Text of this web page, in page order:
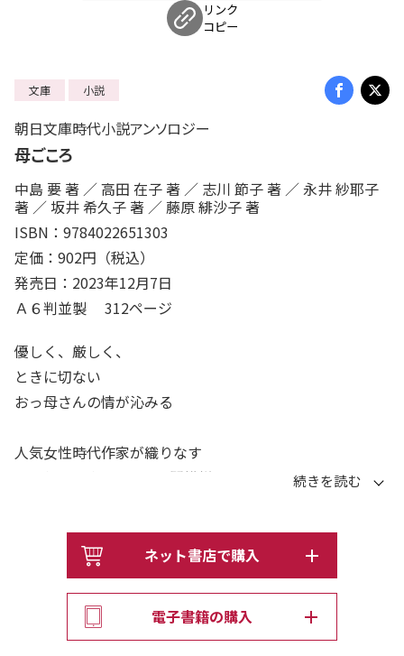
リンク
コピー
文庫 小説
朝日文庫時代小説アンソロジー
母ごころ
中島 要 著 ／ 高田 在子 著 ／ 志川 節子 著 ／ 永井 紗耶子
著 ／ 坂井 希久子 著 ／ 藤原 緋沙子 著
ISBN：9784022651303
定価：902円（税込）
発売日：2023年12月7日
Ａ６判並製 312ページ
優しく、厳しく、
ときに切ない
おっ母さんの情が沁みる
人気女性時代作家が織りなす
母子(ははこ)をめぐる人間模様
--------------------------
迷子を育ててきた女髪結のおまつ。
13年経ったある日、思いもよらぬ知らせが……（「鈴虫
鳴く」）。
亡き吾子の面影を胸にお座敷に上がる
ネット書店で購入
電子書籍の購入